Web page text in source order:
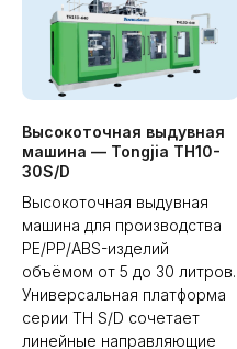
Высокоточная выдувная
машина — Tongjia TH10-
30S/D
Высокоточная выдувная
машина для производства
PE/PP/ABS-изделий
объёмом от 5 до 30 литров.
Универсальная платформа
серии TH S/D сочетает
линейные направляющие